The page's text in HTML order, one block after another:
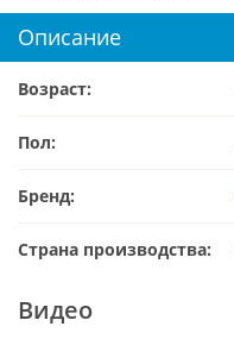
Описание
Возраст:
Пол:
Бренд:
Страна производства:
Видео